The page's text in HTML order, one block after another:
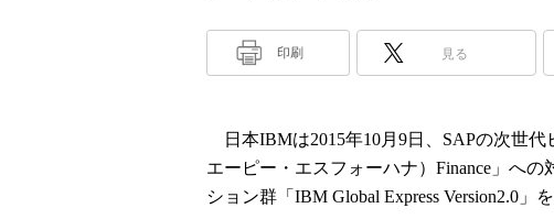
印刷 見る
日本IBMは2015年10月9日、SAPの次世
エーピー・エスフォーハナ）Finance」へ
ション群「IBM Global Express Version2.0」